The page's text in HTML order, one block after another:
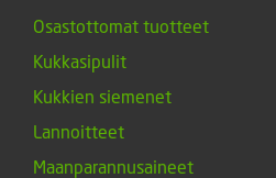
Osastottomat tuotteet
Kukkasipulit
Kukkien siemenet
Lannoitteet
Maanparannusaineet